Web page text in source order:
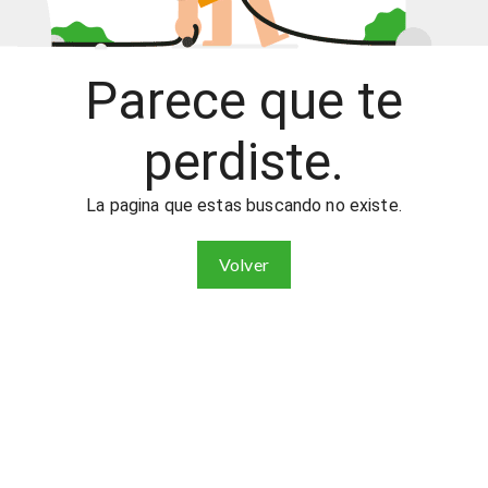
Parece que te
perdiste.
La pagina que estas buscando no existe.
Volver